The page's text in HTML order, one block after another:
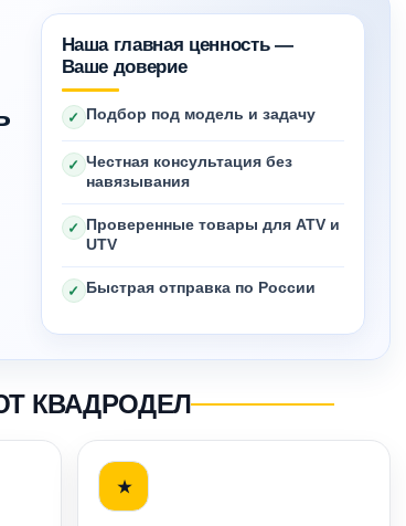
Наша главная ценность —
Ваше доверие
✓ Подбор под модель и задачу
✓ Честная консультация без
навязывания
✓ Проверенные товары для ATV и
UTV
✓ Быстрая отправка по России
КВАДРОДЕЛ
★